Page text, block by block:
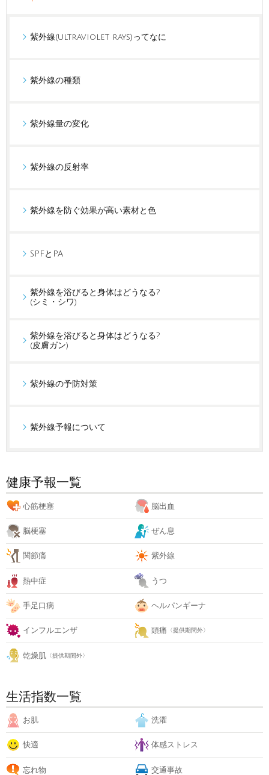
紫外線(ultraviolet rays)ってなに
紫外線の種類
紫外線量の変化
紫外線の反射率
紫外線を防ぐ効果が高い素材と色
SPFとPA
紫外線を浴びると身体はどうなる?
(シミ・シワ)
紫外線を浴びると身体はどうなる?
(皮膚ガン)
紫外線の予防対策
紫外線予報について
健康予報一覧
心筋梗塞 脳出血
脳梗塞 ぜん息
関節痛 紫外線
熱中症 うつ
手足口病 ヘルパンギーナ
インフルエンザ 頭痛 〈提供期間外〉
乾燥肌 〈提供期間外〉
生活指数一覧
お肌 洗濯
快適 体感ストレス
忘れ物 交通事故